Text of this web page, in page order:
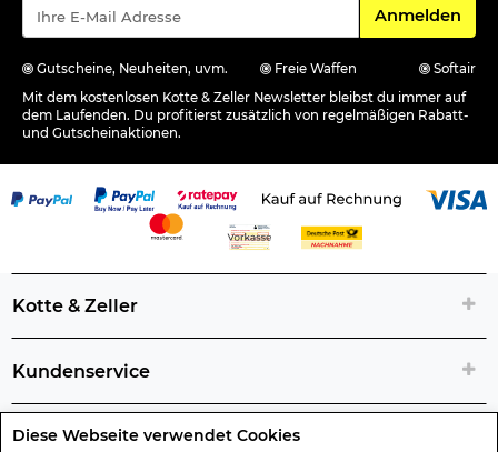
Diese Webseite verwendet Cookies
Für den
Anmelden
Gutscheine, Neuheiten, uvm. Freie Waffen
Softair
Mit dem kostenlosen Kotte & Zeller Newsletter bleibst du immer auf
dem Laufenden. Du profitierst zusätzlich von regelmäßigen Rabatt-
und Gutscheinaktionen.
Kotte & Zeller
Kundenservice
Rechtliche Artikelinfos